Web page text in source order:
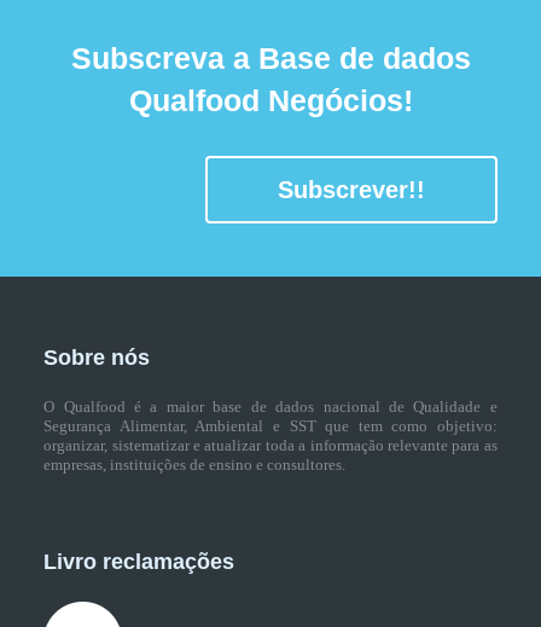
Subscreva a Base de dados
Qualfood Negócios!
Subscrever!!
Sobre nós
O Qualfood é a maior base de dados nacional de Qualidade e
Segurança Alimentar, Ambiental e SST que tem como objetivo:
organizar, sistematizar e atualizar toda a informação relevante para as
empresas, instituições de ensino e consultores.
Livro reclamações